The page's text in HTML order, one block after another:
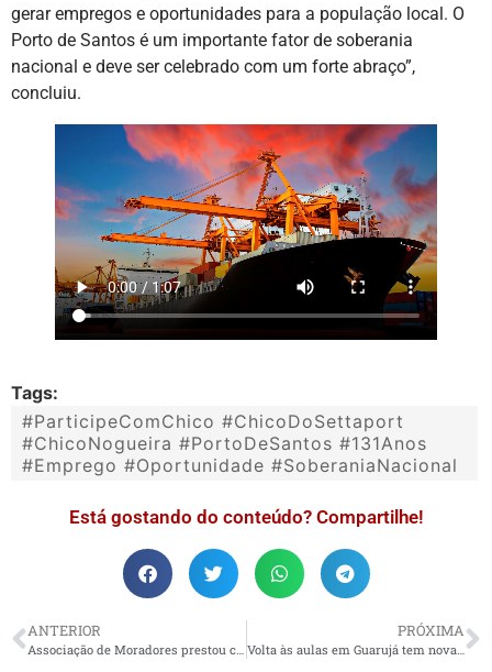
gerar empregos e oportunidades para a população local. O
Porto de Santos é um importante fator de soberania
nacional e deve ser celebrado com um forte abraço”,
concluiu.
Tags:
#ParticipeComChico #ChicoDoSettaport
#ChicoNogueira #PortoDeSantos #131Anos
#Emprego #Oportunidade #SoberaniaNacional
Está gostando do conteúdo? Compartilhe!
ANTERIOR
Associação de Moradores prestou contas de suas atividades em Mongaguá
PRÓXIMA
Volta às aulas em Guarujá tem nova data: retomada será no dia 13 de fevereiro